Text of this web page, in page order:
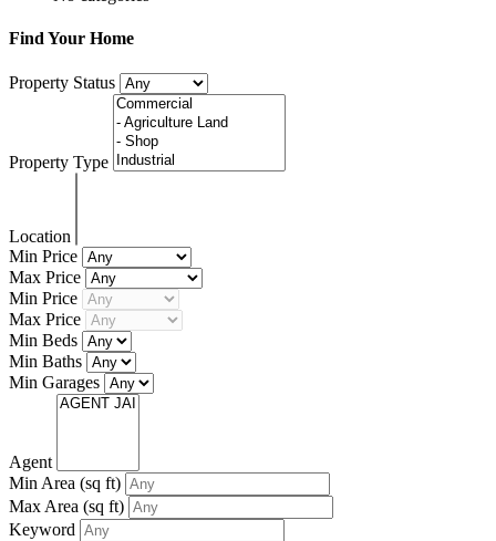
Find Your Home
Property Status
Property Type
Location
Min Price
Max Price
Min Price
Max Price
Min Beds
Min Baths
Min Garages
Agent
Min Area (sq ft)
Max Area (sq ft)
Keyword